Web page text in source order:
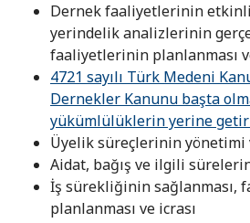
Dernek faaliyetlerinin
yerindelik analizlerinin
faaliyetlerinin planlanması
4721 sayılı Türk Medeni
Dernekler Kanunu başta
yükümlülüklerin yerine
Üyelik süreçlerinin yönetimi
Aidat, bağış ve ilgili
İş sürekliğinin sağlanması,
planlanması ve icrası